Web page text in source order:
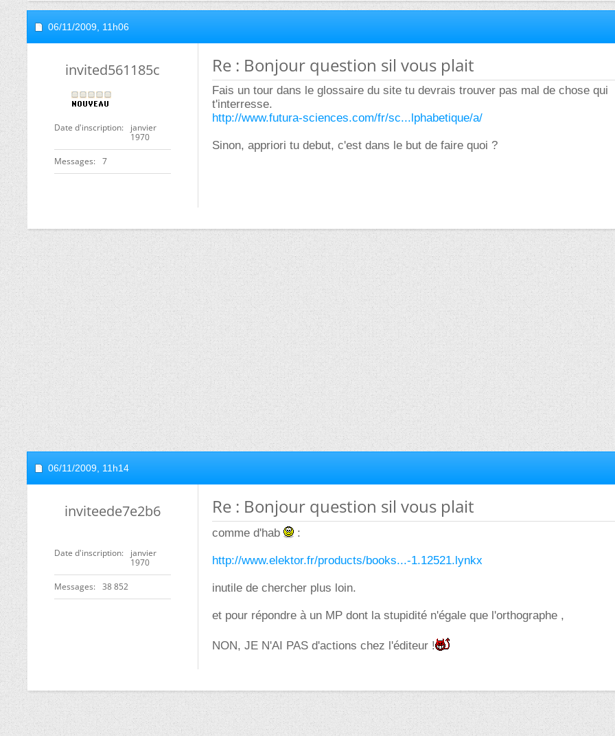
06/11/2009, 11h06
invited561185c
Date d'inscription
janvier
1970
Messages 7
Re : Bonjour question sil vous plait
Fais un tour dans le glossaire du site tu devrais trouver pas mal de chose qui
t'interresse.
http://www.futura-sciences.com/fr/sc...lphabetique/a/
Sinon, appriori tu debut, c'est dans le but de faire quoi ?
06/11/2009, 11h14
inviteede7e2b6
Date d'inscription
janvier
1970
Messages 38 852
Re : Bonjour question sil vous plait
comme d'hab :
http://www.elektor.fr/products/books...-1.12521.lynkx
inutile de chercher plus loin.
et pour répondre à un MP dont la stupidité n'égale que l'orthographe ,
NON, JE N'AI PAS d'actions chez l'éditeur !